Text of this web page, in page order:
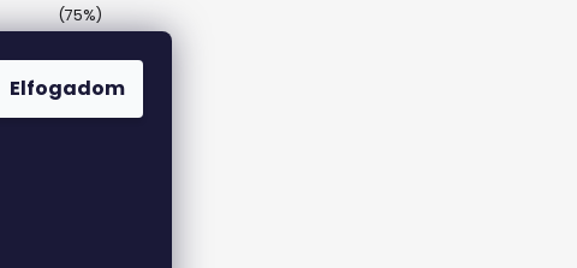
Elfogadom
(75%)
(25%)